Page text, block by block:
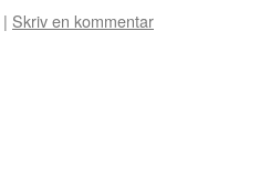
| Skriv en kommentar